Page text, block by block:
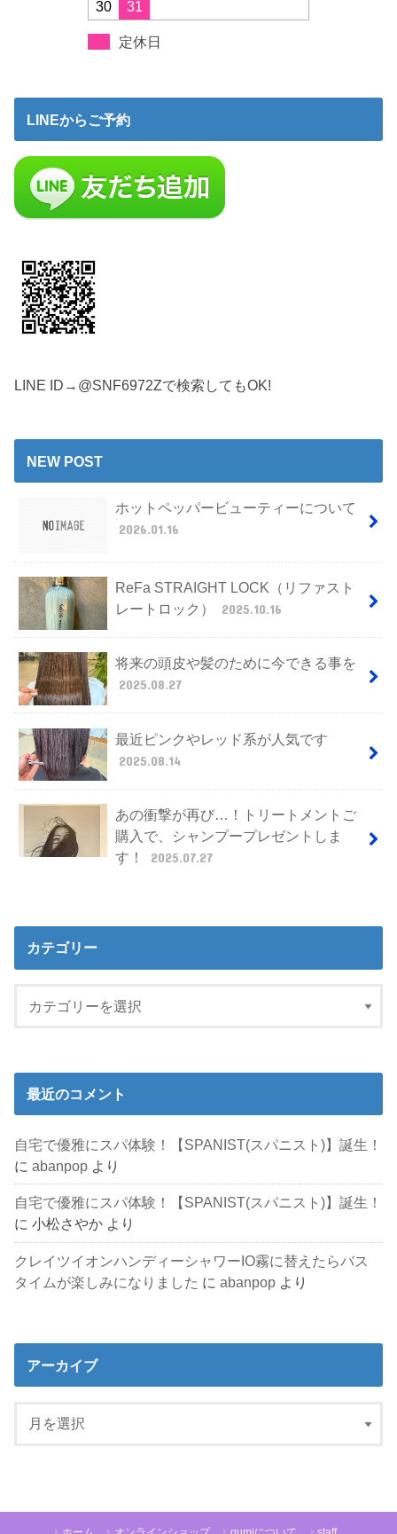
30
31
定休日
LINEからご予約
LINE ID→@SNF6972Zで検索してもOK!
NEW POST
ホットペッパービューティーについて
2026.01.16
ReFa STRAIGHT LOCK（リファスト
レートロック）
2025.10.16
将来の頭皮や髪のために今できる事を
2025.08.27
最近ピンクやレッド系が人気です
2025.08.14
あの衝撃が再び…！トリートメントご
購入で、シャンプープレゼントしま
す！
2025.07.27
カテゴリー
最近のコメント
自宅で優雅にスパ体験！【SPANIST(スパニスト)】誕生！
にabanpop より
自宅で優雅にスパ体験！【SPANIST(スパニスト)】誕生！
に小松さやか より
クレイツイオンハンディーシャワーIO霧に替えたらバス
タイムが楽しみになりました にabanpop より
アーカイブ